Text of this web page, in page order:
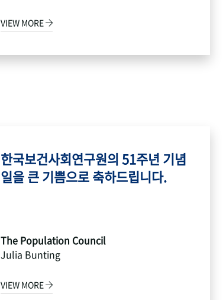
VIEW MORE
한국보건사회연구원의 51주년 기념
일을 큰 기쁨으로 축하드립니다.
The Population Council
Julia Bunting
VIEW MORE